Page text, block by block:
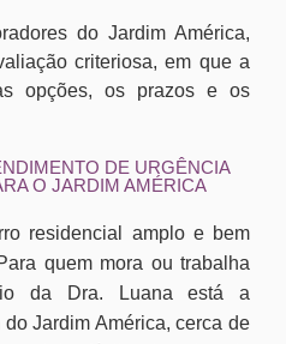
do Jardim América,
criteriosa, em que a
opções, os prazos e os
DE URGÊNCIA
O JARDIM AMÉRICA
residencial amplo e bem
quem mora ou trabalha
da Dra. Luana está a
Jardim América, cerca de